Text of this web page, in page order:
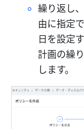
繰り返し
由に指定
日を設定
計画の繰
します。